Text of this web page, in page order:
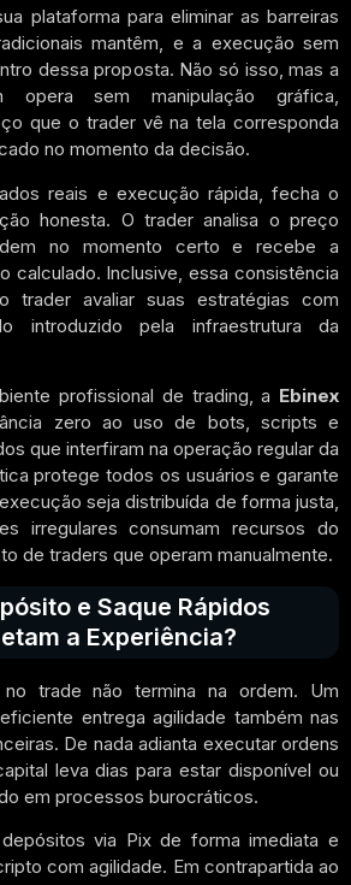
plataforma para eliminar as barreiras
mantêm, e a execução sem
dessa proposta. Não só isso, mas a
opera sem manipulação gráfica,
que o trader vê na tela corresponda
no momento da decisão.
reais e execução rápida, fecha o
honesta. O trader analisa o preço
no momento certo e recebe a
calculado. Inclusive, essa consistência
avaliar suas estratégias com
introduzido pela infraestrutura da
profissional de trading, a Ebinex
zero ao uso de bots, scripts e
que interfiram na operação regular da
protege todos os usuários e garante
seja distribuída de forma justa,
irregulares consumam recursos do
de traders que operam manualmente.
e Saque Rápidos
a Experiência?
trade não termina na ordem. Um
entrega agilidade também nas
De nada adianta executar ordens
leva dias para estar disponível ou
em processos burocráticos.
via Pix de forma imediata e
com agilidade. Em contrapartida ao